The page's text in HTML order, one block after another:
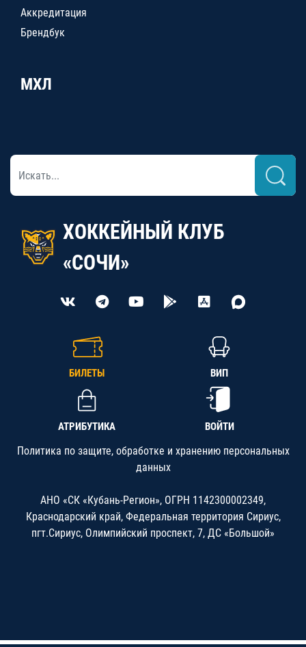
Аккредитация
Брендбук
МХЛ
ХОККЕЙНЫЙ КЛУБ
«СОЧИ»
БИЛЕТЫ ВИП
АТРИБУТИКА ВОЙТИ
Политика по защите, обработке и хранению персональных
данных
АНО «СК «Кубань-Регион», ОГРН 1142300002349,
Краснодарский край, Федеральная территория Сириус,
пгт.Сириус, Олимпийский проспект, 7, ДС «Большой»